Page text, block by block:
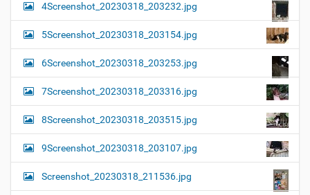
4Screenshot_20230318_203232.jpg
5Screenshot_20230318_203154.jpg
6Screenshot_20230318_203253.jpg
7Screenshot_20230318_203316.jpg
8Screenshot_20230318_203515.jpg
9Screenshot_20230318_203107.jpg
Screenshot_20230318_211536.jpg